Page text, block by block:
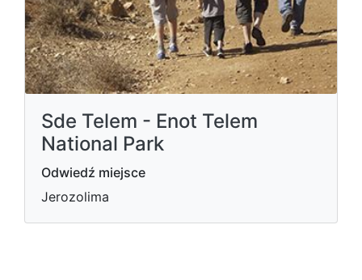
Sde Telem - Enot Telem
National Park
Odwiedź miejsce
Jerozolima